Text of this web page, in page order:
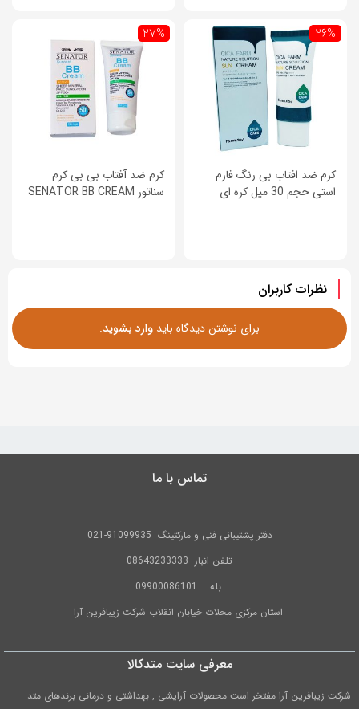
26%
کرم ضد افتاب بی رنگ فارم
استی حجم 30 میل کره ای
27%
کرم ضد آفتاب بی بی کرم
سناتور SENATOR BB CREAM
نظرات کاربران
برای نوشتن دیدگاه باید وارد بشوید.
تماس با ما
دفتر پشتیبانی فنی و مارکتینگ 91099935-021
تلفن انبار 08643233333
بله
09900086101
استان مرکزی محلات خیابان انقلاب شرکت زیبافرین آرا
معرفی سایت متدکالا
شرکت زیبافرین آرا مفتخر است محصولات آرایشی , بهداشتی و درمانی برندهای متد